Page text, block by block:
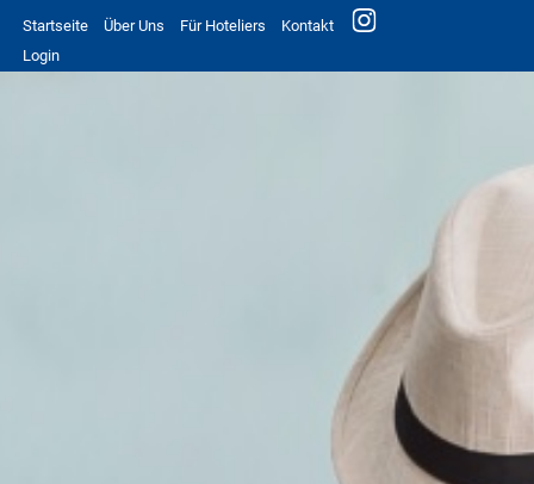
Startseite Über Uns Für Hoteliers
Kontakt
Login